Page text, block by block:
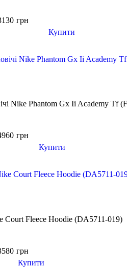
грн
Купити
Nike Phantom Gx Ii Academy Tf
грн
Купити
Court Fleece Hoodie (DA5711-019)
грн
Купити